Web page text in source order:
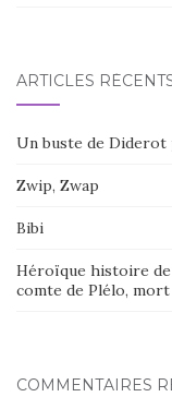
ARTICLES
Un buste de Diderot
Zwip, Zwap
Bibi
Héroïque histoire
comte de Plélo,
COMMENTAIRES